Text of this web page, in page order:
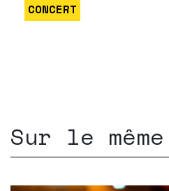
CONCERT
Sur le